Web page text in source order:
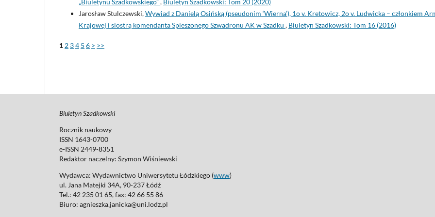
„Biuletynu Szadkowskiego”, Biuletyn Szadkowski: Tom 20 (2020)
Jarosław Stulczewski,Wywiad z Danielą Osińską (pseudonim ‘Wierna’), 1o v. Kretowicz, 2o v. Ludwicka – członkiem
Krajowej i siostrą komendanta Spieszonego Szwadronu AK w Szadku , Biuletyn Szadkowski: Tom 16 (2016)
1 2 34 5 6 > >>
Biuletyn Szadkowski
Rocznik naukowy
ISSN 1643-0700
e-ISSN 2449-8351
Redaktor naczelny: Szymon Wiśniewski
Wydawca: Wydawnictwo Uniwersytetu Łódzkiego (www)
ul. Jana Matejki 34A, 90-237 Łódź
Tel.: 42 235 01 65, fax: 42 66 55 86
Biuro: agnieszka.janicka@uni.lodz.pl